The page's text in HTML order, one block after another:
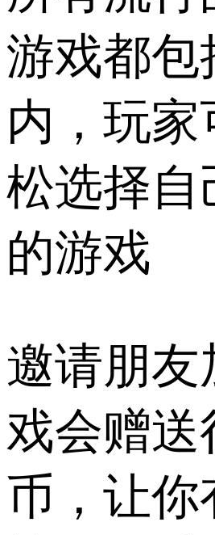
游戏都包
内，玩家
松选择自
的游戏
邀请朋友
戏会赠送
币，让你